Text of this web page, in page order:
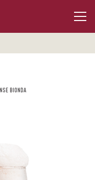
BIONDA